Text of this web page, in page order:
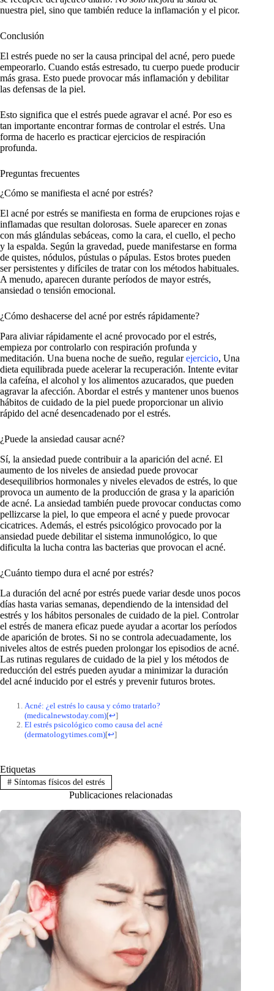
nuestra piel, sino que también reduce la inflamación y el picor.
Conclusión
El estrés puede no ser la causa principal del acné, pero puede
empeorarlo. Cuando estás estresado, tu cuerpo puede producir
más grasa. Esto puede provocar más inflamación y debilitar
las defensas de la piel.
Esto significa que el estrés puede agravar el acné. Por eso es
tan importante encontrar formas de controlar el estrés. Una
forma de hacerlo es practicar ejercicios de respiración
profunda.
Preguntas frecuentes
¿Cómo se manifiesta el acné por estrés?
El acné por estrés se manifiesta en forma de erupciones rojas e
inflamadas que resultan dolorosas. Suele aparecer en zonas
con más glándulas sebáceas, como la cara, el cuello, el pecho
y la espalda. Según la gravedad, puede manifestarse en forma
de quistes, nódulos, pústulas o pápulas. Estos brotes pueden
ser persistentes y difíciles de tratar con los métodos habituales.
A menudo, aparecen durante períodos de mayor estrés,
ansiedad o tensión emocional.
¿Cómo deshacerse del acné por estrés rápidamente?
Para aliviar rápidamente el acné provocado por el estrés,
empieza por controlarlo con respiración profunda y
meditación. Una buena noche de sueño, regularejercicio, Una
dieta equilibrada puede acelerar la recuperación. Intente evitar
la cafeína, el alcohol y los alimentos azucarados, que pueden
agravar la afección. Abordar el estrés y mantener unos buenos
hábitos de cuidado de la piel puede proporcionar un alivio
rápido del acné desencadenado por el estrés.
¿Puede la ansiedad causar acné?
Sí, la ansiedad puede contribuir a la aparición del acné. El
aumento de los niveles de ansiedad puede provocar
desequilibrios hormonales y niveles elevados de estrés, lo que
provoca un aumento de la producción de grasa y la aparición
de acné. La ansiedad también puede provocar conductas como
pellizcarse la piel, lo que empeora el acné y puede provocar
cicatrices. Además, el estrés psicológico provocado por la
ansiedad puede debilitar el sistema inmunológico, lo que
dificulta la lucha contra las bacterias que provocan el acné.
¿Cuánto tiempo dura el acné por estrés?
La duración del acné por estrés puede variar desde unos pocos
días hasta varias semanas, dependiendo de la intensidad del
estrés y los hábitos personales de cuidado de la piel. Controlar
el estrés de manera eficaz puede ayudar a acortar los períodos
de aparición de brotes. Si no se controla adecuadamente, los
niveles altos de estrés pueden prolongar los episodios de acné.
Las rutinas regulares de cuidado de la piel y los métodos de
reducción del estrés pueden ayudar a minimizar la duración
del acné inducido por el estrés y prevenir futuros brotes.
Acné: ¿el estrés lo causa y cómo tratarlo?
(medicalnewstoday.com)[↩]
El estrés psicológico como causa del acné
(dermatologytimes.com)[↩]
Etiquetas
#Síntomas físicos del estrés
Publicaciones relacionadas